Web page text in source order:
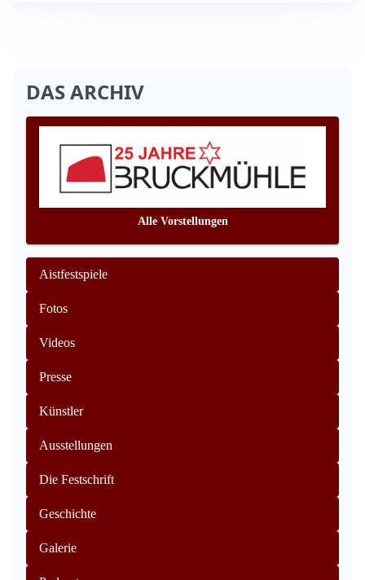
DAS ARCHIV
Alle Vorstellungen
Aistfestspiele
Fotos
Videos
Presse
Künstler
Ausstellungen
Die Festschrift
Geschichte
Galerie